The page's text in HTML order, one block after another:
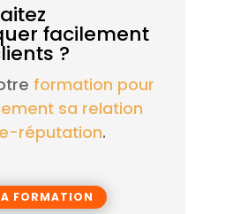
facilement
?
formation pour
sa relation
réputation.
FORMATION